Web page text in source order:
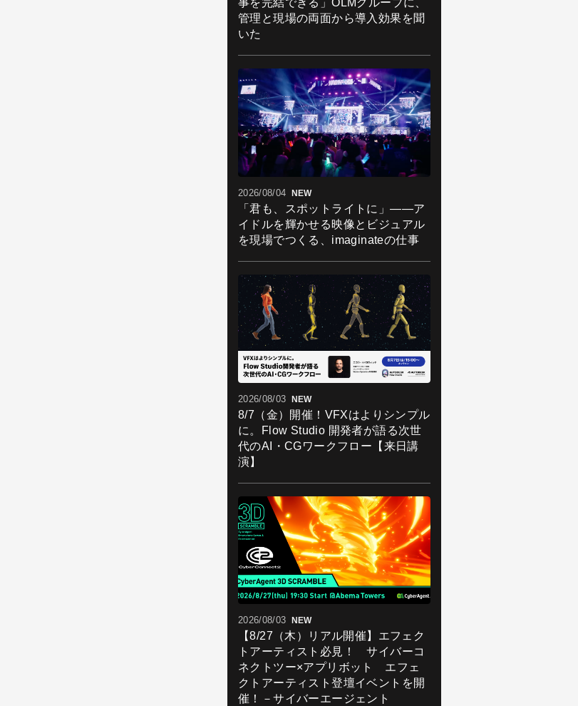
管理と現場の両面から導入効果を聞
いた
2026/08/04 NEW
「君も、スポットライトに」――ア
イドルを輝かせる映像とビジュアル
を現場でつくる、imaginateの仕事
2026/08/03 NEW
8/7（金）開催！VFXはよりシンプル
に。Flow Studio 開発者が語る次世
代のAI・CGワークフロー【来日講
演】
2026/08/03 NEW
【8/27（木）リアル開催】エフェク
トアーティスト必見！ サイバーコ
ネクトツー×アプリボット エフェ
クトアーティスト登壇イベントを開
催！－サイバーエージェント